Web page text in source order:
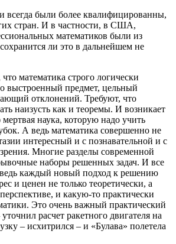
всегда были более квалифицированны,
стран. И в частности, в США,
математиков были из
ли это в дальнейшем не
математика строго логически
выстроенный предмет, цельный
отклонений. Требуют, что
наизусть как и теоремы. И возникает
мертвая наука, которую надо учить
А ведь математика совершенно не
интересный и с познавательной и с
Многие разделы современной
наборы решенных задач. И все
каждый новый подход к решению
и ценен не только теоретически, а
и какую-то практически
Это очень важный практический
расчет ракетного двигателя на
– исхитрился – и «Булава» полетела